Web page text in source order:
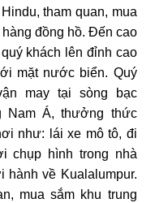
tham quan, mua
đồng hồ. Đến cao
khách lên đỉnh cao
mặt nước biển. Quý
may tại sòng bạc
Nam Á, thưởng thức
như: lái xe mô tô, đi
chụp hình trong nhà
về Kualalumpur.
mua sắm khu trung